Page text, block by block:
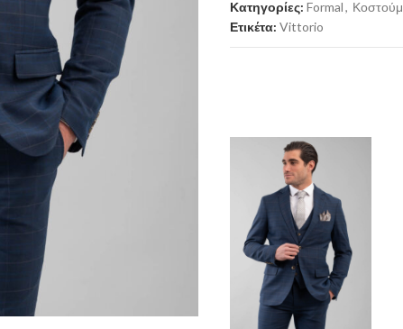
Κατηγορίες: Formal,
Ετικέτα: Vittorio